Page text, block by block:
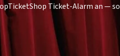
Ticket-Alarm an — so